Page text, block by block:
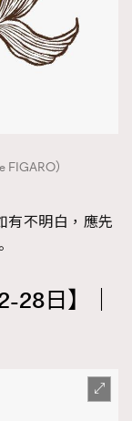
FIGARO）
有不明白，應先
28日】｜